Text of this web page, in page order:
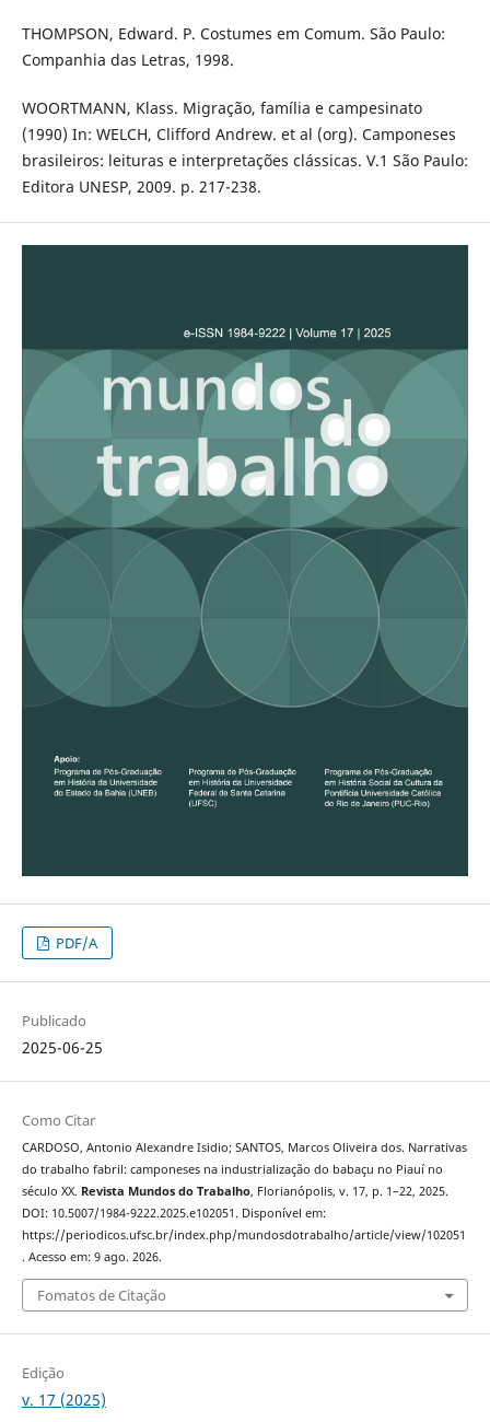
THOMPSON, Edward. P. Costumes em Comum. São Paulo:
Companhia das Letras, 1998.
WOORTMANN, Klass. Migração, família e campesinato
(1990) In: WELCH, Clifford Andrew. et al (org). Camponeses
brasileiros: leituras e interpretações clássicas. V.1 São Paulo:
Editora UNESP, 2009. p. 217-238.
PDF/A
Publicado
2025-06-25
Como Citar
CARDOSO, Antonio Alexandre Isidio; SANTOS, Marcos Oliveira dos. Narrativas
do trabalho fabril: camponeses na industrialização do babaçu no Piauí no
século XX. Revista Mundos do Trabalho, Florianópolis, v. 17, p. 1–22, 2025.
DOI: 10.5007/1984-9222.2025.e102051. Disponível em:
https://periodicos.ufsc.br/index.php/mundosdotrabalho/article/view/102051
. Acesso em: 9 ago. 2026.
Fomatos de Citação
Edição
v. 17 (2025)